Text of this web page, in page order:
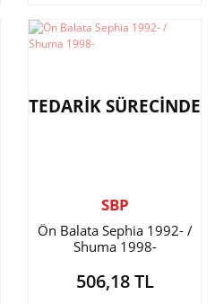
TEDARİK SÜRECİNDE
SBP
Ön Balata Sephia 1992- /
Shuma 1998-
506,18 TL